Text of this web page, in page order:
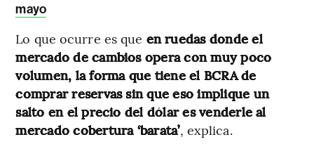
mayo
Lo que ocurre es que en ruedas donde el
mercado de cambios opera con muy poco
volumen, la forma que tiene el BCRA de
comprar reservas sin que eso implique un
salto en el precio del dólar es venderle al
mercado cobertura ‘barata’, explica.